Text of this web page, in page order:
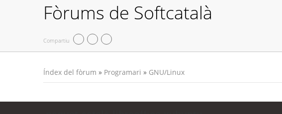
Fòrums de Softcatalà
Compartiu
Índex del fòrum » Programari » GNU/Linux